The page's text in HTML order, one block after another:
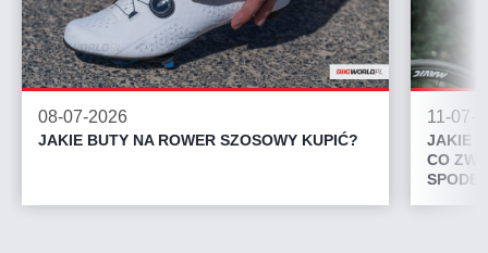
08-07-2026
JAKIE BUTY NA ROWER SZOSOWY KUPIĆ?
11-07-
JAKIE
CO